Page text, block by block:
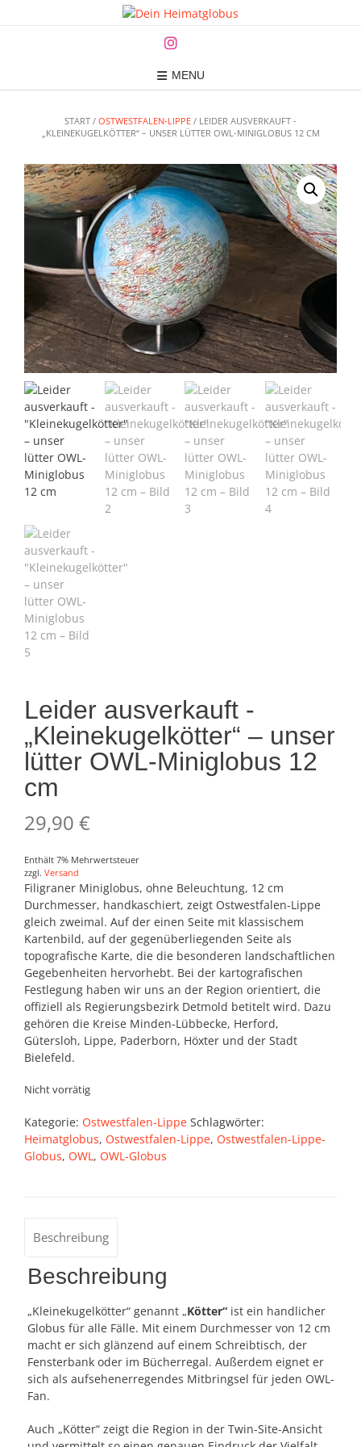
MENU
START / OSTWESTFALEN-LIPPE / LEIDER AUSVERKAUFT -
„KLEINEKUGELKÖTTER“ – UNSER LÜTTER OWL-MINIGLOBUS 12 CM
Leider ausverkauft -
„Kleinekugelkötter“ – unser
lütter OWL-Miniglobus 12
cm
29,90 €
Enthält 7% Mehrwertsteuer
zzgl. Versand
Filigraner Miniglobus, ohne Beleuchtung, 12 cm
Durchmesser, handkaschiert, zeigt Ostwestfalen-Lippe
gleich zweimal. Auf der einen Seite mit klassischem
Kartenbild, auf der gegenüberliegenden Seite als
topografische Karte, die die besonderen landschaftlichen
Gegebenheiten hervorhebt. Bei der kartografischen
Festlegung haben wir uns an der Region orientiert, die
offiziell als Regierungsbezirk Detmold betitelt wird. Dazu
gehören die Kreise Minden-Lübbecke, Herford,
Gütersloh, Lippe, Paderborn, Höxter und der Stadt
Bielefeld.
Nicht vorrätig
Kategorie: Ostwestfalen-Lippe Schlagwörter:
Heimatglobus, Ostwestfalen-Lippe, Ostwestfalen-Lippe-
Globus, OWL , OWL-Globus
Beschreibung
Beschreibung
„Kleinekugelkötter“ genannt „Kötter“ist ein handlicher
Globus für alle Fälle. Mit einem Durchmesser von 12 cm
macht er sich glänzend auf einem Schreibtisch, der
Fensterbank oder im Bücherregal. Außerdem eignet er
sich als aufsehenerregendes Mitbringsel für jeden OWL-
Fan.
Auch „Kötter“ zeigt die Region in der Twin-Site-Ansicht